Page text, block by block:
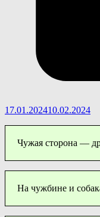
17.01.202410.02.2024
Чужая сторона —
На чужбине и